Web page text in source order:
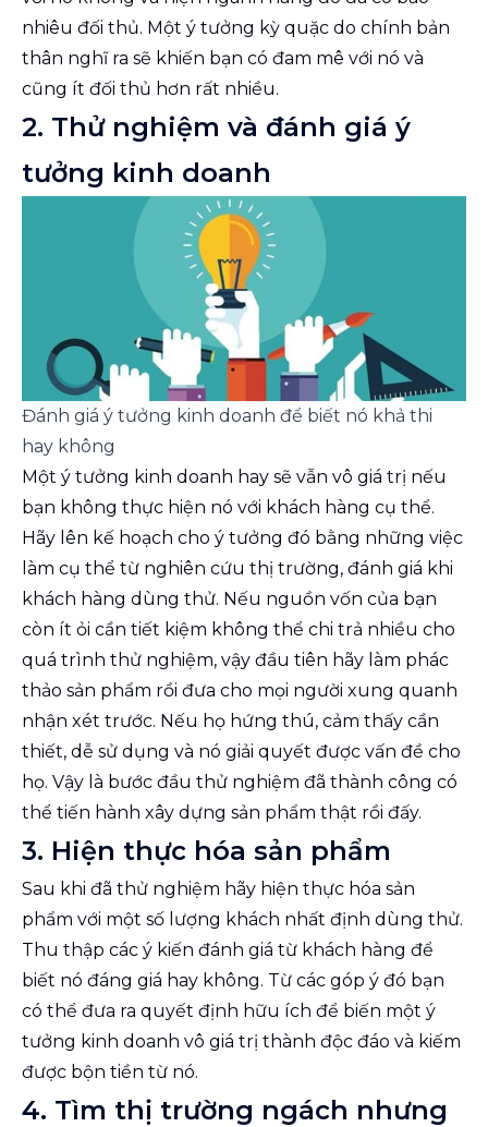
nhiêu đối thủ. Một ý tưởng kỳ quặc do chính bản
thân nghĩ ra sẽ khiến bạn có đam mê với nó và
cũng ít đối thủ hơn rất nhiều.
2. Thử nghiệm và đánh giá ý
tưởng kinh doanh
Đánh giá ý tưởng kinh doanh để biết nó khả thi
hay không
Một ý tưởng kinh doanh hay sẽ vẫn vô giá trị nếu
bạn không thực hiện nó với khách hàng cụ thể.
Hãy lên kế hoạch cho ý tưởng đó bằng những việc
làm cụ thể từ nghiên cứu thị trường, đánh giá khi
khách hàng dùng thử. Nếu nguồn vốn của bạn
còn ít ỏi cần tiết kiệm không thể chi trả nhiều cho
quá trình thử nghiệm, vậy đầu tiên hãy làm phác
thảo sản phẩm rồi đưa cho mọi người xung quanh
nhận xét trước. Nếu họ hứng thú, cảm thấy cần
thiết, dễ sử dụng và nó giải quyết được vấn đề cho
họ. Vậy là bước đầu thử nghiệm đã thành công có
thể tiến hành xây dựng sản phẩm thật rồi đấy.
3. Hiện thực hóa sản phẩm
Sau khi đã thử nghiệm hãy hiện thực hóa sản
phẩm với một số lượng khách nhất định dùng thử.
Thu thập các ý kiến đánh giá từ khách hàng để
biết nó đáng giá hay không. Từ các góp ý đó bạn
có thể đưa ra quyết định hữu ích để biến một ý
tưởng kinh doanh vô giá trị thành độc đáo và kiếm
được bộn tiền từ nó.
4. Tìm thị trường ngách nhưng